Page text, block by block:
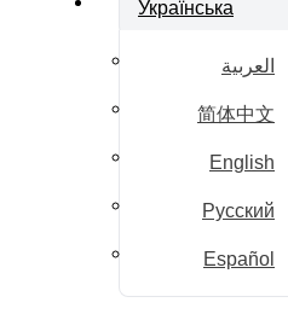
Українська
العربية
简体中文
English
Русский
Español